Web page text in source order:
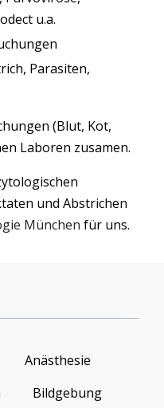
u.a.
Parasiten,
(Blut, Kot,
Laboren zusamen.
und Abstrichen
München für uns.
Anästhesie
Bildgebung